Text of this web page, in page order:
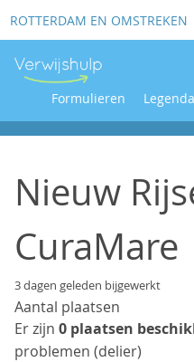
ROTTERDAM EN OMSTREKEN
Formulieren Legenda
Nieuw
CuraMare
3 dagen geleden bijgewerkt
Aantal plaatsen
Er zijn 0 plaatsen
problemen (delier)